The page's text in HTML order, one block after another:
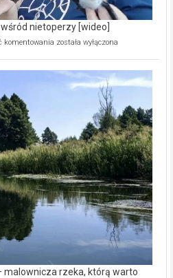
nietoperzy [wideo]
komentowania Ekologiczne
kamerą
wśród
została wyłączona
malownicza rzeka, którą warto